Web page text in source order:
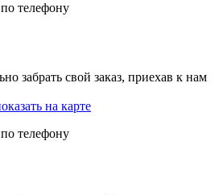
телефону
забрать свой заказ, приехав к нам
на карте
телефону